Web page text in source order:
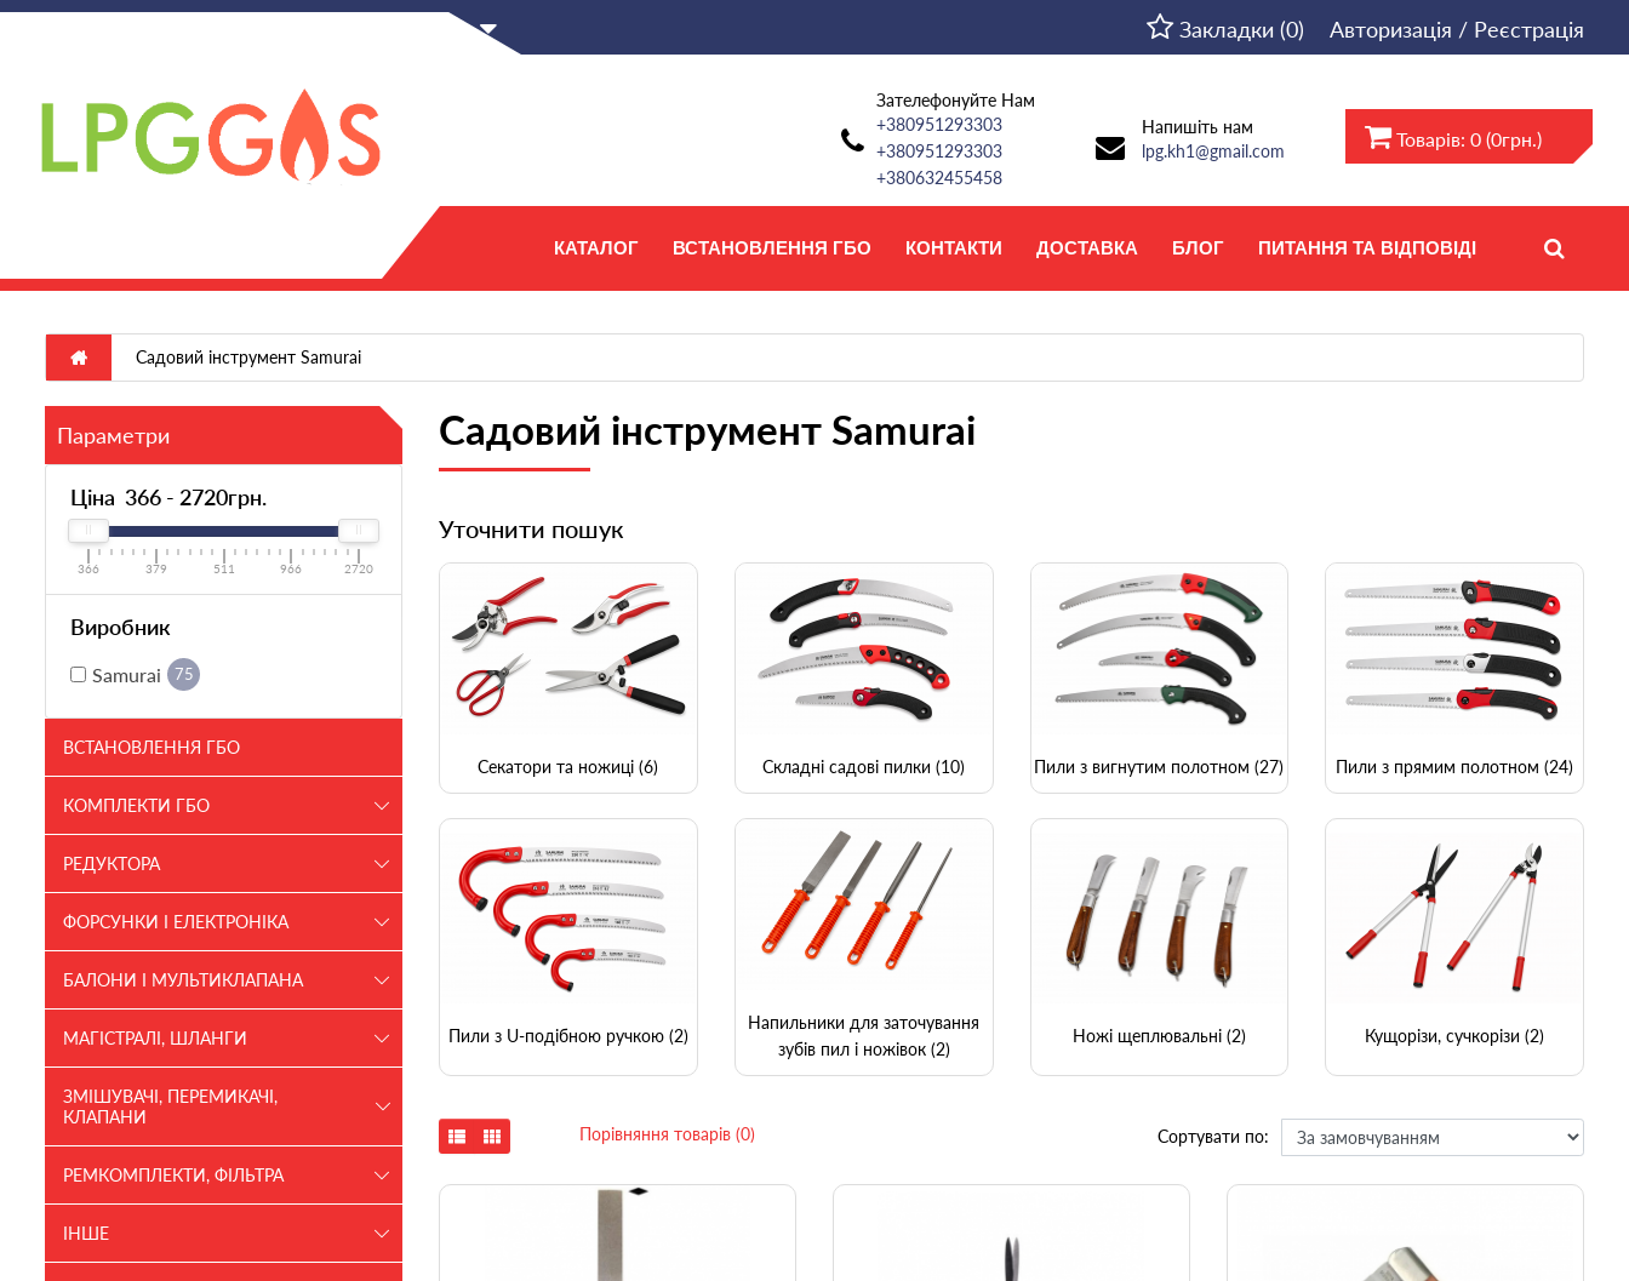
UA Закладки (0) Авторизація / Реєстрація
Зателефонуйте Нам
+380951293303
+380951293303
+380632455458
Напишіть нам
lpg.kh1@gmail.com
Товарів: 0 (0грн.)
КАТАЛОГ ВСТАНОВЛЕННЯ ГБО КОНТАКТИ ДОСТАВКА БЛОГ ПИТАННЯ ТА ВІДПОВІДІ
Садовий інструмент Samurai
Параметри
Ціна 366 - 2720грн.
366 379 511 966 2720
Виробник
Samurai 75
ВСТАНОВЛЕННЯ ГБО
КОМПЛЕКТИ ГБО
РЕДУКТОРА
ФОРСУНКИ І ЕЛЕКТРОНІКА
БАЛОНИ І МУЛЬТИКЛАПАНА
МАГІСТРАЛІ, ШЛАНГИ
ЗМІШУВАЧІ, ПЕРЕМИКАЧІ,
КЛАПАНИ
РЕМКОМПЛЕКТИ, ФІЛЬТРА
ІНШЕ
Садовий інструмент Samurai
Уточнити пошук
Секатори та ножиці (6) Складні садові пилки (10) Пили з вигнутим полотном (27) Пили з прямим полотном (24)
Пили з U-подібною ручкою (2)
Напильники для заточування
зубів пил і ножівок (2)
Ножі щеплювальні (2) Кущорізи, сучкорізи (2)
Порівняння товарів (0) Сортувати по: